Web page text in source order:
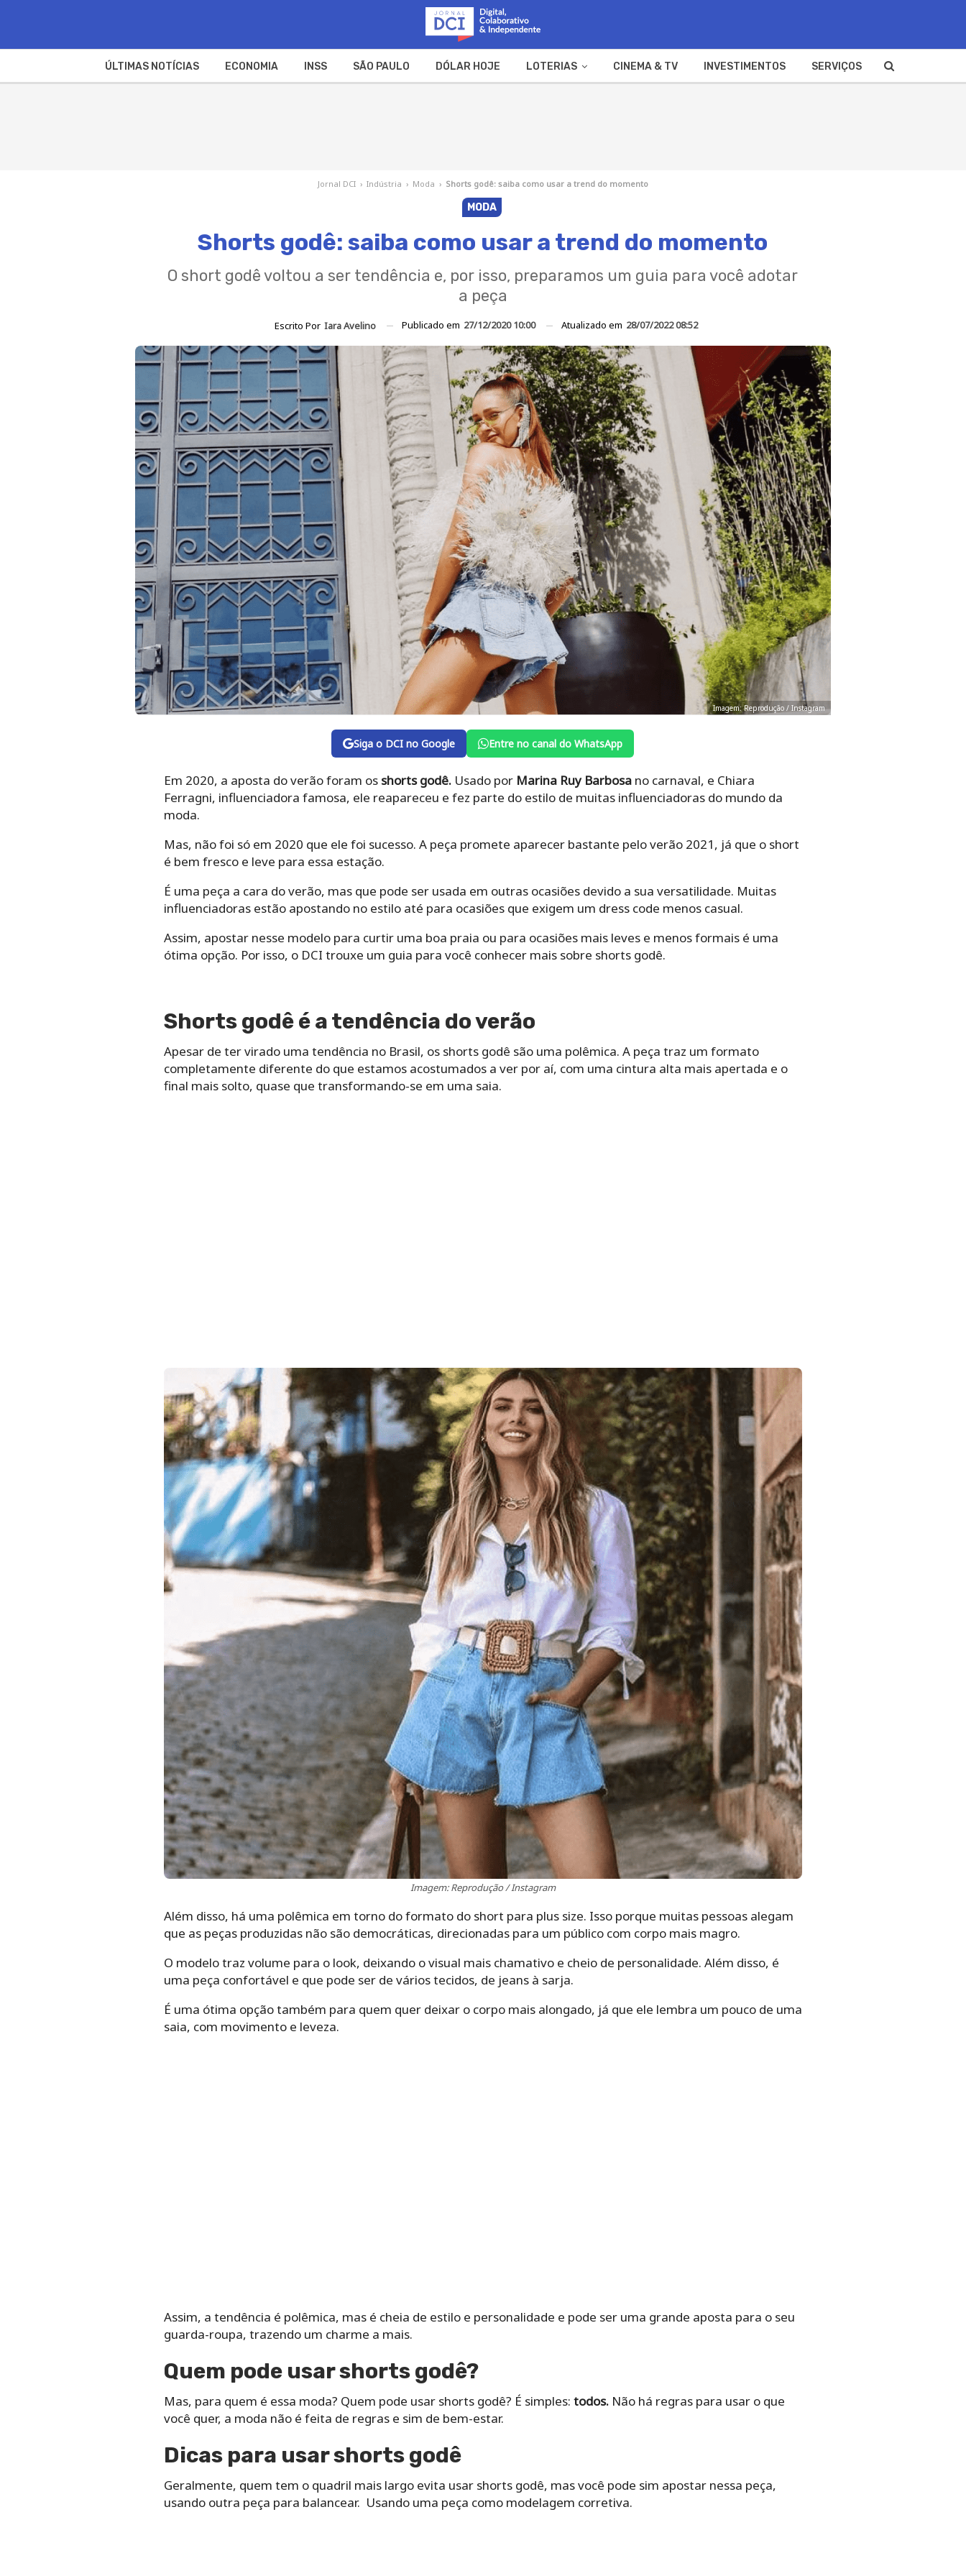
ÚLTIMAS NOTÍCIAS ECONOMIA INSS SÃO PAULO DÓLAR HOJE LOTERIAS CINEMA & TV INVESTIMENTOS SERVIÇOS
Jornal DCI › Indústria › Moda › Shorts godê: saiba como usar a trend do momento
MODA
Shorts godê: saiba como usar a trend do momento
O short godê voltou a ser tendência e, por isso, preparamos um guia para você adotar
a peça
Escrito Por Iara Avelino Publicado em 27/12/2020 10:00 Atualizado em 28/07/2022 08:52
Imagem: Reprodução / Instagram
Siga o DCI no Google Entre no canal do WhatsApp
Em 2020, a aposta do verão foram osshorts godê. Usado por Marina Ruy Barbosano carnaval, e Chiara
Ferragni, influenciadora famosa, ele reapareceu e fez parte do estilo de muitas influenciadoras do mundo da
moda.
Mas, não foi só em 2020 que ele foi sucesso. A peça promete aparecer bastante pelo verão 2021, já que o short
é bem fresco e leve para essa estação.
É uma peça a cara do verão, mas que pode ser usada em outras ocasiões devido a sua versatilidade. Muitas
influenciadoras estão apostando no estilo até para ocasiões que exigem um dress code menos casual.
Assim, apostar nesse modelo para curtir uma boa praia ou para ocasiões mais leves e menos formais é uma
ótima opção. Por isso, o DCI trouxe um guia para você conhecer mais sobre shorts godê.
Shorts godê é a tendência do verão
Apesar de ter virado uma tendência no Brasil, os shorts godê são uma polêmica. A peça traz um formato
completamente diferente do que estamos acostumados a ver por aí, com uma cintura alta mais apertada e o
final mais solto, quase que transformando-se em uma saia.
Imagem: Reprodução / Instagram
Além disso, há uma polêmica em torno do formato do short para plus size. Isso porque muitas pessoas alegam
que as peças produzidas não são democráticas, direcionadas para um público com corpo mais magro.
O modelo traz volume para o look, deixando o visual mais chamativo e cheio de personalidade. Além disso, é
uma peça confortável e que pode ser de vários tecidos, de jeans à sarja.
É uma ótima opção também para quem quer deixar o corpo mais alongado, já que ele lembra um pouco de uma
saia, com movimento e leveza.
Assim, a tendência é polêmica, mas é cheia de estilo e personalidade e pode ser uma grande aposta para o seu
guarda-roupa, trazendo um charme a mais.
Quem pode usar shorts godê?
Mas, para quem é essa moda? Quem pode usar shorts godê? É simples: todos. Não há regras para usar o que
você quer, a moda não é feita de regras e sim de bem-estar.
Dicas para usar shorts godê
Geralmente, quem tem o quadril mais largo evita usar shorts godê, mas você pode sim apostar nessa peça,
usando outra peça para balancear. Usando uma peça como modelagem corretiva.